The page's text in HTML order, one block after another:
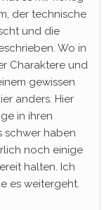
der technische
und die
Wo in
Charaktere und
gewissen
anders. Hier
in ihren
schwer haben
noch einige
halten. Ich
es weitergeht.